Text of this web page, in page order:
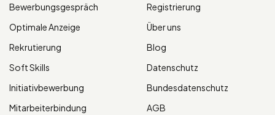
Bewerbungsgespräch
Optimale Anzeige
Rekrutierung
Soft Skills
Initiativbewerbung
Mitarbeiterbindung
Registrierung
Über uns
Blog
Datenschutz
Bundesdatenschutz
AGB